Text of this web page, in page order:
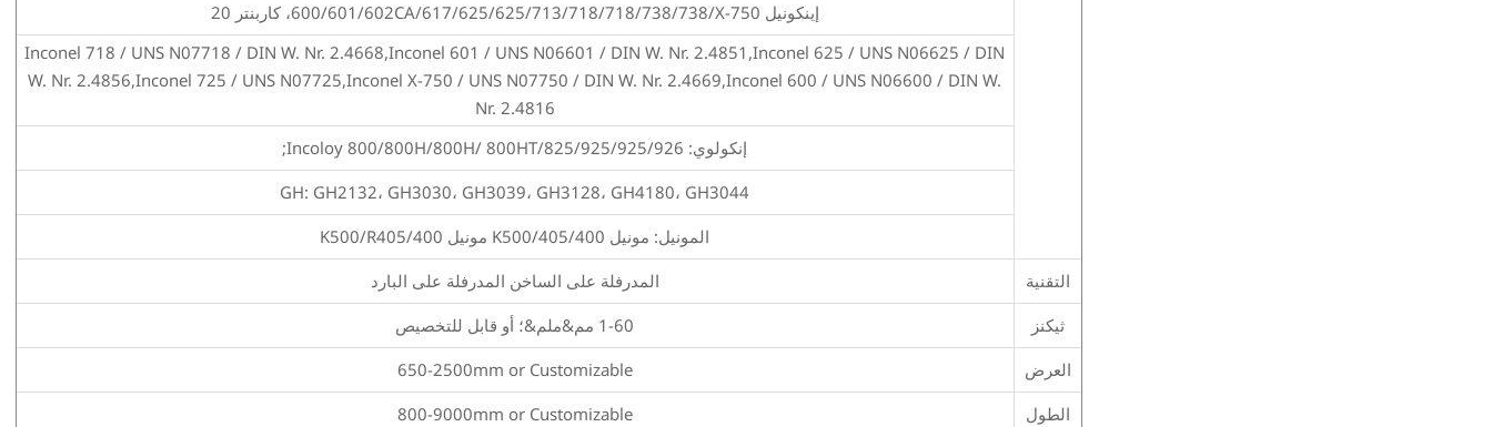
إينكونيل 600/601/602CA/617/625/625/713/718/718/738/738/X-750، كاربنتر 20
Inconel 718 / UNS N07718 / DIN W. Nr. 2.4668,Inconel 601 / UNS N06601 / DIN W. Nr. 2.4851,Inconel 625 / UNS N06625 / DIN
W. Nr. 2.4856,Inconel 725 / UNS N07725,Inconel X-750 / UNS N07750 / DIN W. Nr. 2.4669,Inconel 600 / UNS N06600 / DIN W.
Nr. 2.4816
إنكولوي: Incoloy 800/800H/800H/ 800HT/825/925/925/926;
GH: GH2132، GH3030، GH3039، GH3128، GH4180، GH3044
المونيل: مونيل 400/K500/405 مونيل 400/K500/R405
التقنية
المدرفلة على الساخن المدرفلة على البارد
ثيكنز
1-60 مم&ملم&؛ أو قابل للتخصيص
العرض
650-2500mm or Customizable
الطول
800-9000mm or Customizable